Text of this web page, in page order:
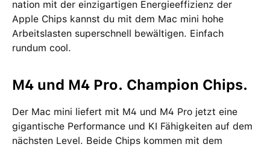
nation mit der einzig­artigen Energie­effizienz der
Apple Chips kannst du mit dem Mac mini hohe
Arbeits­lasten super­schnell bewältigen. Einfach
rundum cool.
M4 und M4 Pro. Champion Chips.
Der Mac mini liefert mit M4 und M4 Pro jetzt eine
gigantische Performance und KI Fähigkeiten auf dem
nächsten Level. Beide Chips kommen mit dem